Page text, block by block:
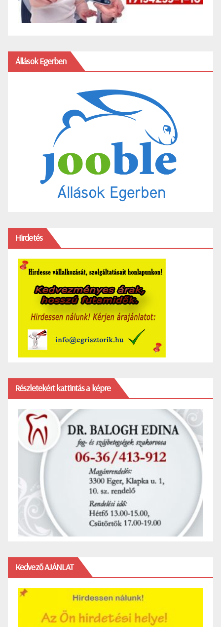
Állások Egerben
Hirdetés
Részletekért kattintás a képre
Kedvező AJÁNLAT